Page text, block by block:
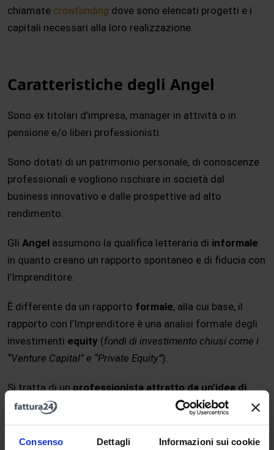
Consenso Dettagli Informazioni sui cookie
chiamate crowfunding dove sono elencati progetti e i
capitali necessari alla loro realizzazione.
Caratteristiche degli Angel
Sono ex titolari d’impresa, manager in attività o in
pensione e/o liberi professionisti.
Sono dotati di un patrimonio personale, di conoscenze
professionali e vogliono rischiare in società dal
business innovativo e dalle prospettive ad alto
rendimento.
Gli Angel assumono la qualifica letteraria di informale
in quanto creano un rapporto spontaneo e di fiducia con
l’Imprenditore.
È differente da un rapporto formale, alla cui base, il
rapporto con l’Imprenditore è una analisi formale degli
investimenti equity (fondi di investimento chiusi come i
‟Venture Capital” e ‟Private Equity”).
Si tratta di unprofessionista attratto da un’idea di
startupche mette a disposizione, oltre al proprio
capitale, la sua esperienza e la sua conoscenza, per
circa 5/7 anni, con la speranza di realizzare una